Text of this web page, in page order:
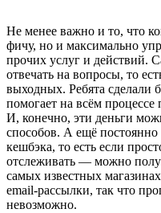
Не менее важно и то, что
фичу, но и максимально
прочих услуг и действий.
отвечать на вопросы, то
выходных. Ребята сделали
помогает на всём процессе
И, конечно, эти деньги
способов. А ещё
кешбэка, то есть если
отслеживать — можно
самых известных
email-рассылки, так что
невозможно.